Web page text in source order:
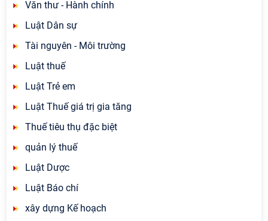
Văn thư - Hành chính
Luật Dân sự
Tài nguyên - Môi trường
Luật thuế
Luật Trẻ em
Luật Thuế giá trị gia tăng
Thuế tiêu thụ đặc biệt
quản lý thuế
Luật Dược
Luật Báo chí
xây dựng Kế hoạch